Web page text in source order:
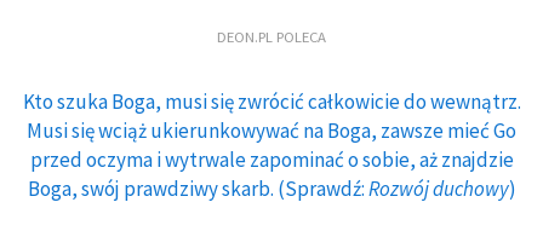
DEON.PL POLECA
Kto szuka Boga, musi się zwrócić całkowicie do wewnątrz.
Musi się wciąż ukierunkowywać na Boga, zawsze mieć Go
przed oczyma i wytrwale zapominać o sobie, aż znajdzie
Boga, swój prawdziwy skarb. (Sprawdź:Rozwój duchowy)